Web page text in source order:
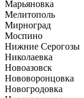
Марьяновка
Мелитополь
Мирноград
Моспино
Нижние Серогозы
Николаевка
Новоазовск
Нововоронцовка
Новогродовка